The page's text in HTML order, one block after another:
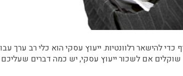
להישאר רלוונטיות. ייעוץ עסקי הוא כלי רב ערך
אם לשכור ייעוץ עסקי, יש כמה דברים שעליכם